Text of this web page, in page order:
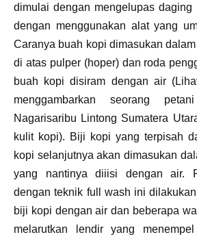
dimulai dengan mengelupas
dengan menggunakan alat yang
Caranya buah kopi dimasukan
di atas pulper (hoper) dan roda
buah kopi disiram dengan air
menggambarkan seorang
Nagarisaribu Lintong Sumatera
kulit kopi). Biji kopi yang terpisah
kopi selanjutnya akan dimasukan
yang nantinya diiisi dengan air.
dengan teknik full wash ini
biji kopi dengan air dan beberapa
melarutkan lendir yang